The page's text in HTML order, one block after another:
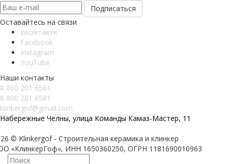
Оставайтесь на связи
Вконтакте
Facebook
Instagram
YouTube
Наши контакты
8 800 201 6581
8 800 201 6581
klinkergof@gmail.com
Набережные Челны, улица Команды Камаз-Мастер, 11
© Klinkergof - Строительная керамика и клинкер
«КлинкерГоф», ИНН 1650360250, ОГРН 1181690010963